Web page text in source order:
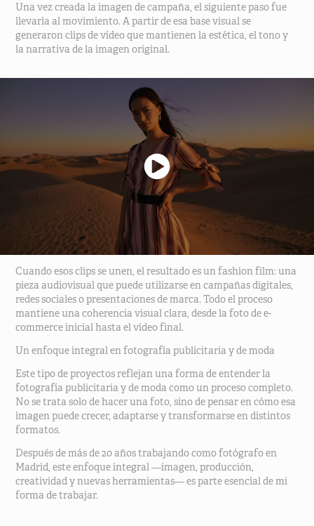
Una vez creada la imagen de campaña, el siguiente paso fue
llevarla al movimiento. A partir de esa base visual se
generaron clips de vídeo que mantienen la estética, el tono y
la narrativa de la imagen original.
Cuando esos clips se unen, el resultado es un fashion film: una
pieza audiovisual que puede utilizarse en campañas digitales,
redes sociales o presentaciones de marca. Todo el proceso
mantiene una coherencia visual clara, desde la foto de e-
commerce inicial hasta el vídeo final.
Un enfoque integral en fotografía publicitaria y de moda
Este tipo de proyectos reflejan una forma de entender la
fotografía publicitaria y de moda como un proceso completo.
No se trata solo de hacer una foto, sino de pensar en cómo esa
imagen puede crecer, adaptarse y transformarse en distintos
formatos.
Después de más de 20 años trabajando como fotógrafo en
Madrid, este enfoque integral —imagen, producción,
creatividad y nuevas herramientas— es parte esencial de mi
forma de trabajar.